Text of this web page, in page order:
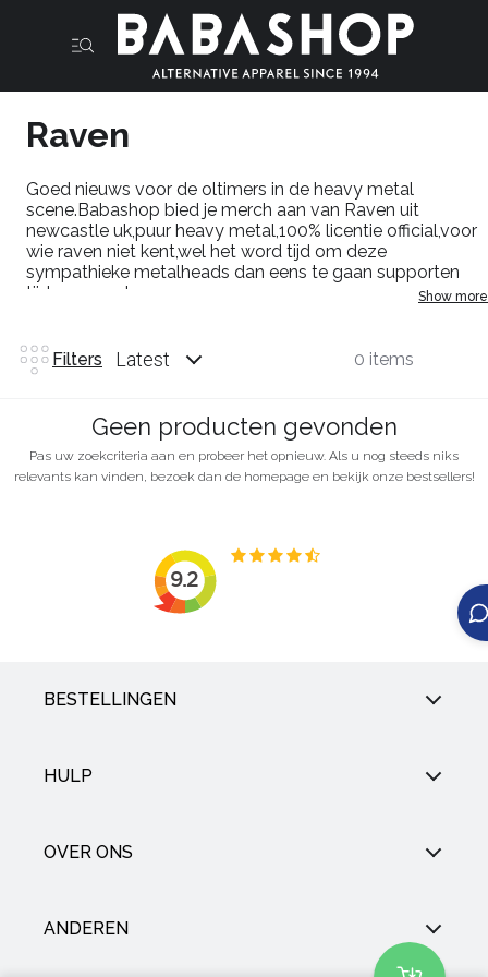
Raven
Goed nieuws voor de oltimers in de heavy metal
scene.Babashop bied je merch aan van Raven uit
newcastle uk,puur heavy metal,100% licentie official,voor
wie raven niet kent,wel het word tijd om deze
sympathieke metalheads dan eens te gaan supporten
tijdens een show.
Show more
Filters Latest 0 items
Geen producten gevonden
Pas uw zoekcriteria aan en probeer het opnieuw. Als u nog steeds niks
relevants kan vinden, bezoek dan de homepage en bekijk onze bestsellers!
BESTELLINGEN
HULP
OVER ONS
ANDEREN